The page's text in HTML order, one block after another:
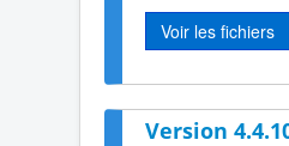
Voir les fichiers
Version